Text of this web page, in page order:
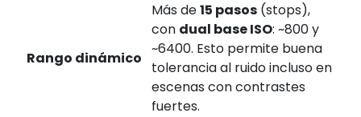
Rango dinámico
Más de15 pasos (stops),
con dual base ISO: ~800 y
~6400. Esto permite buena
tolerancia al ruido incluso en
escenas con contrastes
fuertes.